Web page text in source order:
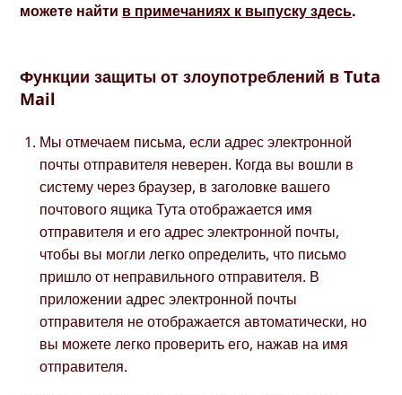
можете найти в примечаниях к выпуску здесь.
Функции защиты от злоупотреблений в Tuta
Mail
Мы отмечаем письма, если адрес электронной
почты отправителя неверен. Когда вы вошли в
систему через браузер, в заголовке вашего
почтового ящика Тута отображается имя
отправителя и его адрес электронной почты,
чтобы вы могли легко определить, что письмо
пришло от неправильного отправителя. В
приложении адрес электронной почты
отправителя не отображается автоматически, но
вы можете легко проверить его, нажав на имя
отправителя.